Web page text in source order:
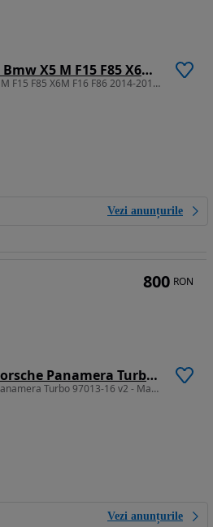
Prelungire bara fata Bmw X5 M F15 F85 X6M F16 F86 2014-2018 v2 Maxton
Prelungire bara fata Bmw X5 M F15 F85 X6M F16 F86 2014-2018 v2 Maxton
Vezi anunțurile
Difuzor bara spate Porsche Panamera Turbo 97013-16 v2 - Maxton Design
Difuzor bara spate Porsche Panamera Turbo 97013-16 v2 - Maxton Design
Vezi anunțurile
800 RON